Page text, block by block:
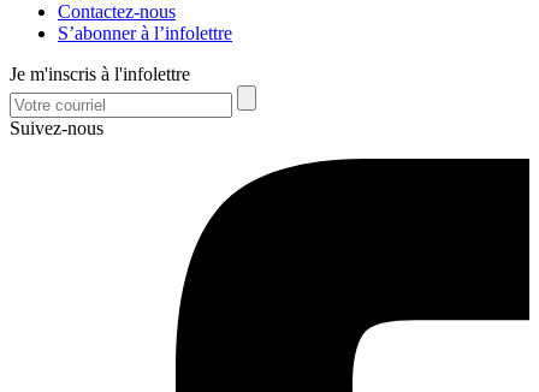
Contactez-nous
S’abonner à l’infolettre
Je m'inscris à l'infolettre
Suivez-nous